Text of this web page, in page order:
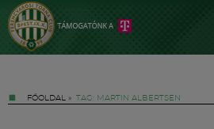
FŐOLDAL » TAG: MARTIN ALBERTSEN